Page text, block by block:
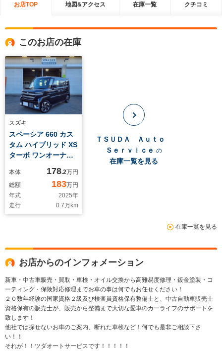
お店TOP 地図&アクセス 在庫一覧 クチコミ
このお店の在庫
スズキ
スペーシア 660 カス
タム ハイブリッド XS
ターボ ワンオーナー
正9インチナビ フルセ
グTV 全方位モニター
スズキセーフティーサ
ポート 純正15インチ
アルミ 左右パワース
グヒーター 前席シー
トヒーター
本体 178.2万円
総額
183万円
年式
2025年
走行
0.7万km
ＴＳＵＤＡ Ａｕｔｏ
Ｓｅｒｖｉｃｅ の
在庫一覧を見る
在庫一覧を見る
お店からのインフォメーション
新車・中古車販売・買取・車検・オイル交換から高難易度修理・鈑金塗装・コ
ーティング・保険対応修理までお車の事は何でもお任せください！
２０数年経験の国家資格２級及び検査員資格保有整備士と、中古自動車販売士
資格保有の販売士が、販売から整備まで大切な愛車のカーライフのサポートを
致します！
他社では探せないお車のご案内、断れた車検など！何でも是非ご相談下さ
い！！
それが！！ツダオートサービスです！！！！！